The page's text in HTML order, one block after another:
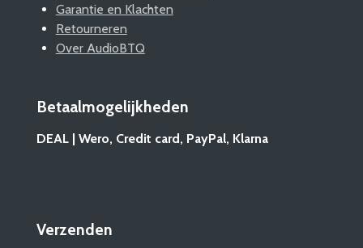
Garantie en Klachten
Retourneren
Over AudioBTQ
Betaalmogelijkheden
DEAL | Wero, Credit card, PayPal, Klarna
Verzenden